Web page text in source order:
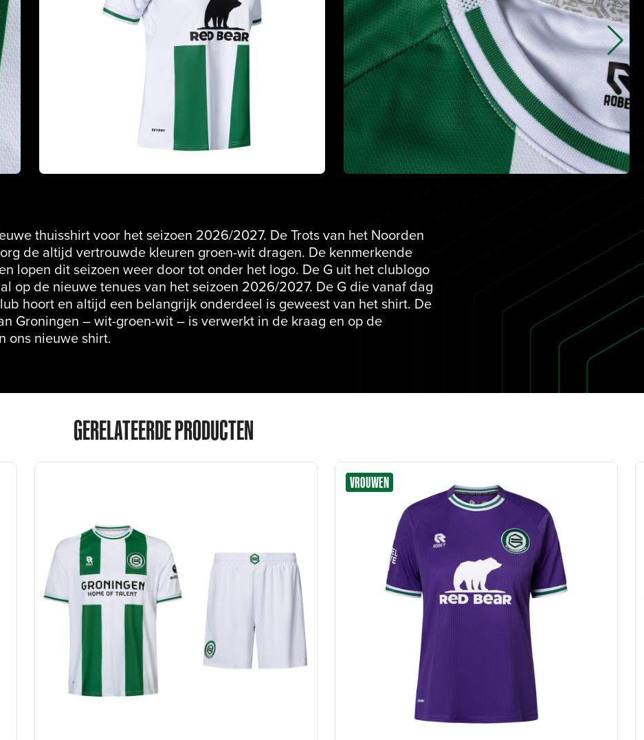
thuisshirt voor het seizoen 2026/2027. De Trots van het Noorden
de altijd vertrouwde kleuren groen-wit dragen. De kenmerkende
lopen dit seizoen weer door tot onder het logo. De G uit het clublogo
op de nieuwe tenues van het seizoen 2026/2027. De G die vanaf dag
hoort en altijd een belangrijk onderdeel is geweest van het shirt. De
Groningen – wit-groen-wit – is verwerkt in de kraag en op de
ons nieuwe shirt.
GERELATEERDE PRODUCTEN
VROUWEN